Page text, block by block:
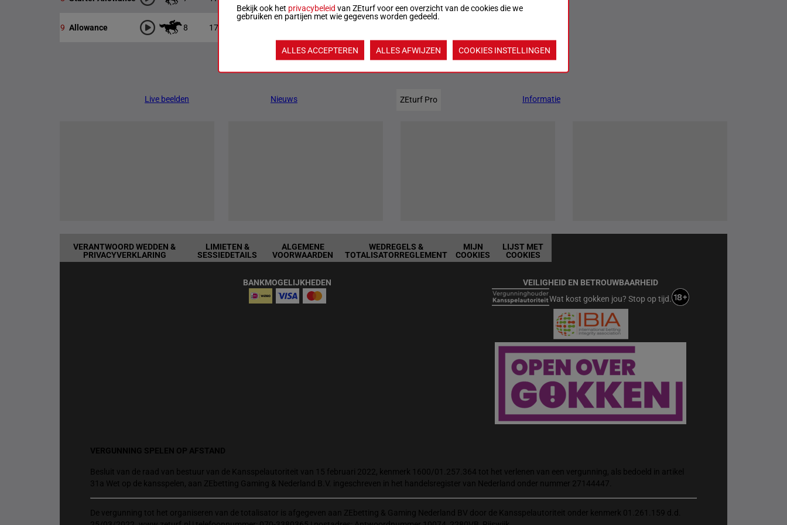
9 Allowance 8 1700m
Live beelden Nieuws ZEturf Pro Informatie
VERANTWOORD WEDDEN &
PRIVACYVERKLARING
LIMIETEN &
SESSIEDETAILS
ALGEMENE
VOORWAARDEN
WEDREGELS &
TOTALISATORREGLEMENT
MIJN
COOKIES
LIJST MET
COOKIES
BANKMOGELIJKHEDEN
VEILIGHEID EN BETROUWBAARHEID
Wat kost gokken jou? Stop op tijd.
VERGUNNING SPELEN OP AFSTAND
Besluit van de raad van bestuur van de Kansspelautoriteit van 15 februari 2022, kenmerk 1600/01.257.364 tot het verlenen van een vergunning, als bedoeld in artikel
31a Wet op de kansspelen, aan ZEbetting Gaming & Nederland B.V. ingeschreven in het handelsregister van Nederland onder nummer 27144447.
De vergunning tot het organiseren van de totalisator is afgegeven aan ZEbetting & Gaming Nederland BV door de Kansspelautoriteit onder kenmerk 01.261.159 d.d.
Bekijk ook het privacybeleid van ZEturf voor een overzicht van de cookies die we
gebruiken en partijen met wie gegevens worden gedeeld.
ALLES ACCEPTEREN ALLES AFWIJZEN COOKIES INSTELLINGEN